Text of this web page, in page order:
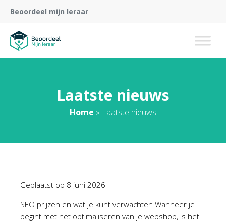
Beoordeel mijn leraar
Laatste nieuws
Home » Laatste nieuws
Geplaatst op 8 juni 2026
SEO prijzen en wat je kunt verwachten Wanneer je
begint met het optimaliseren van je webshop, is het